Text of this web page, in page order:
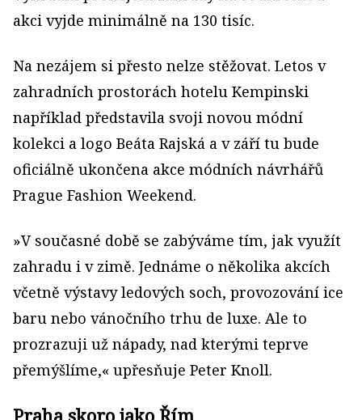
akci vyjde minimálně na 130 tisíc.
Na nezájem si přesto nelze stěžovat. Letos v
zahradních prostorách hotelu Kempinski
například představila svoji novou módní
kolekci a logo Beáta Rajská a v září tu bude
oficiálně ukončena akce módních návrhářů
Prague Fashion Weekend.
»V současné době se zabýváme tím, jak využít
zahradu i v zimě. Jednáme o několika akcích
včetně výstavy ledových soch, provozování ice
baru nebo vánočního trhu de luxe. Ale to
prozrazuji už nápady, nad kterými teprve
přemýšlíme,« upřesňuje Peter Knoll.
Praha skoro jako Řím